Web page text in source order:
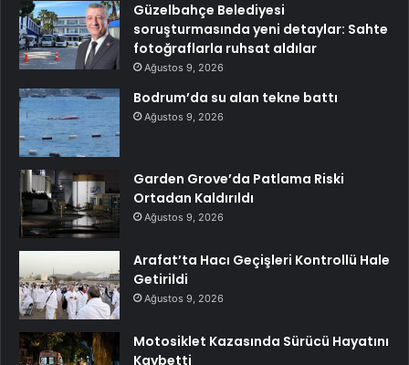
Güzelbahçe Belediyesi
soruşturmasında yeni detaylar: Sahte
fotoğraflarla ruhsat aldılar
Ağustos 9, 2026
Bodrum’da su alan tekne battı
Ağustos 9, 2026
Garden Grove’da Patlama Riski
Ortadan Kaldırıldı
Ağustos 9, 2026
Arafat’ta Hacı Geçişleri Kontrollü Hale
Getirildi
Ağustos 9, 2026
Motosiklet Kazasında Sürücü Hayatını
Kaybetti